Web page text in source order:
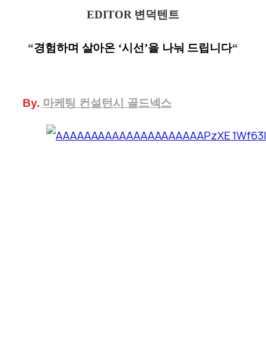
EDITOR 변덕텐트
“경험하며 살아온 ‘시선’을나눠 드립니다“
By. 마케팅 컨설턴시 골드넥스